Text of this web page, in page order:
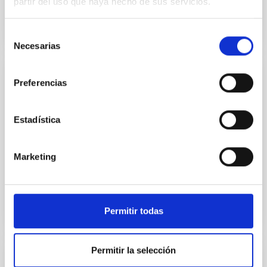
Necesarias
Preferencias
Estadística
Marketing
Permitir todas
Permitir la selección
INSTALACIÓN
Blue Imaging Channel High-cadence imaging
more more easily...